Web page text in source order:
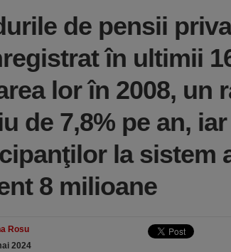
de pensii
în ultimii
lor în 2008, un
de 7,8% pe an,
la sistem
8 milioane
Rosu
2024